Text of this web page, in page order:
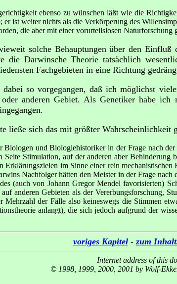
ebenso zu wünschen läßt wie die
ist weiter nichts als die Verkörperung des
die aber mit einer vorurteilslosen Naturforschung
solche Behauptungen über den
die Darwinsche Theorie tatsächlich
Fachgebieten in eine Richtung
so vorgegangen, daß ich möglichst
anderen Gebiet. Als Genetiker habe
ließe sich das mit größter
Biologen und Biologiehistoriker in der Frage nach
Stimulation, auf der anderen aber
im Sinne einer rein
Nachfolger hätten den Meister in der Frage
(auch von Johann Gregor Mendel favorisierten)
anderen Gebieten als der Vererbungsforschung,
der Fälle also keineswegs die Stimmen
anlangt), die sich jedoch aufgrund der
voriges Kapitel-zum
Internet address of this
© 1998, 1999, 2000, 2001 by Wolf-